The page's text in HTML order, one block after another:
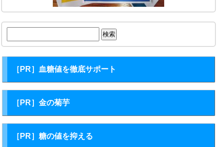
索:
［PR］血糖値を徹底サポート
［PR］金の菊芋
［PR］糖の値を抑える